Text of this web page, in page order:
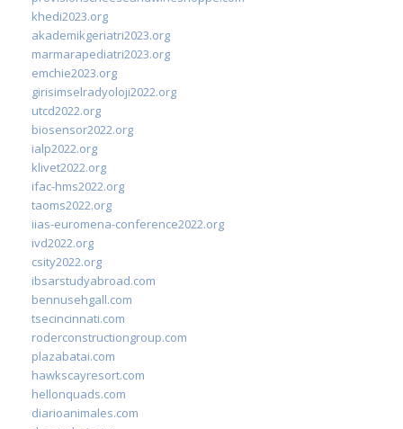
khedi2023.org
akademikgeriatri2023.org
marmarapediatri2023.org
emchie2023.org
girisimselradyoloji2022.org
utcd2022.org
biosensor2022.org
ialp2022.org
klivet2022.org
ifac-hms2022.org
taoms2022.org
iias-euromena-conference2022.org
ivd2022.org
csity2022.org
ibsarstudyabroad.com
bennusehgall.com
tsecincinnati.com
roderconstructiongroup.com
plazabatai.com
hawkscayresort.com
hellonquads.com
diarioanimales.com